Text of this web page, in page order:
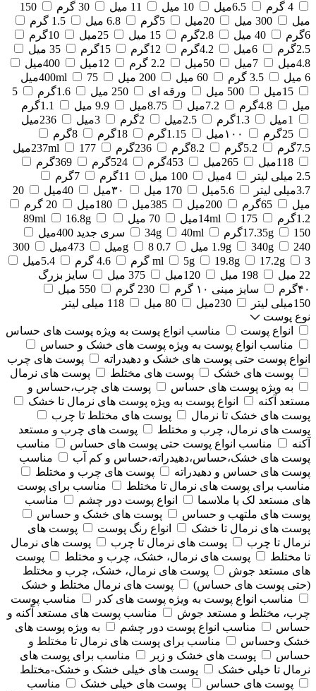
4 گرم
6.5میل 10 میل 11 میل 30 گرم
150
میل
300 میل 20میل 5گرم 6.8 میل
1.5 گرم
6گرم
40 میل 2.8گرم 15 میل 25میل
10گرم
2.5گرم
6میل 4.2گرم 12گرم 15گرم
35 میل
4.8میل
7میل 50میل 2.2 گرم 12میل
400میل
6 میل
3.5 گرم 60 میل 200 میل 400ml
75میل
15میل
500 میل ورقه ای 250 میل 1.6گرم
5
میل
4.8گرم 7.2میل 8.75میل 9.9 میل
1.1گرم
1میل
1.3گرم 2.5میل 2گرم 3میل
236میل
25گرم
۱۰۰میل 1.15گرم 18گرم
8گرم
7.5گرم
5.2گرم 8.2گرم 236گرم 237ml
177میل
118میل
265میل 453گرم 524گرم
369گرم
2.5 میلی لیتر
4میل 100 میل 11گرم
7گرم
3.7میلی لیتر
5.6میل 170 میل ۳۰میل 40میل
20
میل
65گرم 200میل 385میل 180میل
20 گرم
1.2گرم
14ml 175میل 70 میل 89ml
16.8g
17.35g
150گرم 34g 40ml
سری جدید 400میل
1.9g
340g 240 میل 0.7 g 8میل 473میل
300
ml
5g 19.8g 17.2g 3 گرم 4.6 گرم
5.4میل
22 میل
198 میل 120میل 375 میل
سایز بزرگ
۴۰گرم
سایز مینی ۱۰ گرم 230 گرم
550 میل
150میلی لیتر
230میل 80 میل
118 میلی لیتر
نوع پوست
انواع پوست
مناسب انواع پوست به ویژه پوست های حساس
مناسب انواع پوست به ویژه پوست های خشک و حساس
انواع پوست حتی پوست های خشک و دهیدراته
پوست های چرب
پوست های خشک
پوست های مختلط
پوست های نرمال
به ویژه پوست های حساس
پوست های چرب،حساس و
مستعد آکنه
انواع پوست به ویژه پوست های نرمال تا خشک
پوست های خشک تا نرمال
پوست های مختلط تا چرب
پوست های نرمال، چرب و مختلط
پوست های چرب و مستعد
آکنه
مناسب انواع پوست حتی پوست های حساس
مناسب
پوست های خشک،حساس،دهیدراته،حساس و کم آب
مناسب
پوست های حساس و دهیدراته
پوست های چرب و مختلط
مناسب برای پوست های نرمال تا مختلط
مناسب برای پوست
های مستعد لک یا ملاسما
انواع پوست دور چشم
مناسب
پوست های ملتهب و حساس
پوست های خشک و حساس
پوست های نرمال تا خشک
انواع رنگ پوست
پوست های
نرمال تا چرب
پوست های نرمال تا چرب
پوست های نرمال
تا مختلط
پوست های نرمال، خشک، چرب و مختلط
پوست
های مستعد جوش
پوست های نرمال، خشک، چرب و مختلط
(حتی پوست های حساس)
پوست های نرمال مختلط و خشک
مناسب انواع پوست به ویژه پوست های کدر
مناسب پوست
چرب، مختلط و مستعد جوش
مناسب پوست های مستعد آکنه و
حساس
مناسب انواع پوست دور چشم
به ویژه پوست های
خشک وحساس
مناسب برای پوست های نرمال تا مختلط و
حساس
پوست های خشک و زبر
مناسب برای پوست های
نرمال تا خیلی خشک
پوست های خیلی خشک و خشک-مختلط
پوست های حساس
پوست های خیلی خشک
مناسب